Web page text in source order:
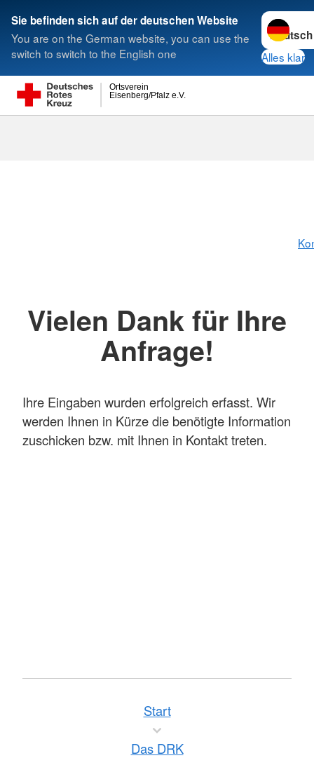
Sie befinden sich auf der deutschen Website
You are on the German website, you can use the
switch to switch to the English one
Sprache
Alles klar
Eisenberg/Pfalz e.V.
Ortsverein
Suche
Vielen Dank für Ihre
Anfrage!
Ihre Eingaben wurden erfolgreich erfasst. Wir
werden Ihnen in Kürze die benötigte Information
zuschicken bzw. mit Ihnen in Kontakt treten.
Start
Das DRK